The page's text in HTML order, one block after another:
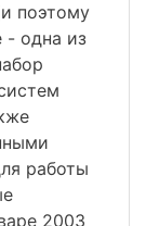
поэтому
- одна из
работы
2003